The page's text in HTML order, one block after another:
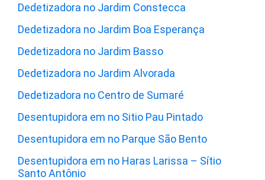
Dedetizadora no Jardim Constecca
Dedetizadora no Jardim Boa Esperança
Dedetizadora no Jardim Basso
Dedetizadora no Jardim Alvorada
Dedetizadora no Centro de Sumaré
Desentupidora em no Sitio Pau Pintado
Desentupidora em no Parque São Bento
Desentupidora em no Haras Larissa – Sítio
Santo Antônio